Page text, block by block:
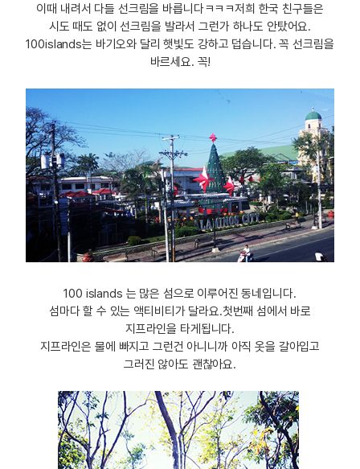
이때 내려서 다들 선크림을 바릅니다ㅋㅋㅋ저희 한국 친구들은
시도 때도 없이 선크림을 발라서 그런가 하나도 안탔어요.
100islands는 바기오와 달리 햇빛도 강하고 덥습니다. 꼭 선크림을
바르세요. 꼭!
100 islands 는 많은 섬으로 이루어진 동네입니다.
섬마다 할 수 있는 액티비티가 달라요.첫번째 섬에서 바로
지프라인을 타게됩니다.
지프라인은 물에 빠지고 그런건 아니니까 아직 옷을 갈아입고
그러진 않아도 괜찮아요.